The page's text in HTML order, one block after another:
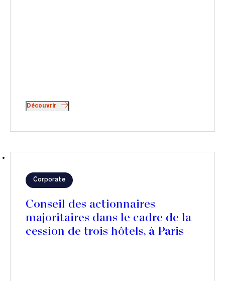
Découvrir
Corporate
Conseil des actionnaires
majoritaires dans le cadre de la
cession de trois hôtels, à Paris